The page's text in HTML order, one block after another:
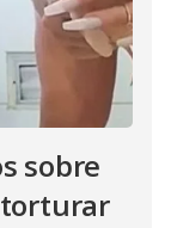
sobre
torturar